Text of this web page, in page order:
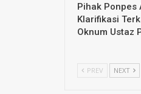
Pihak Ponpes
Klarifikasi
Oknum Ustaz
PREV NEXT